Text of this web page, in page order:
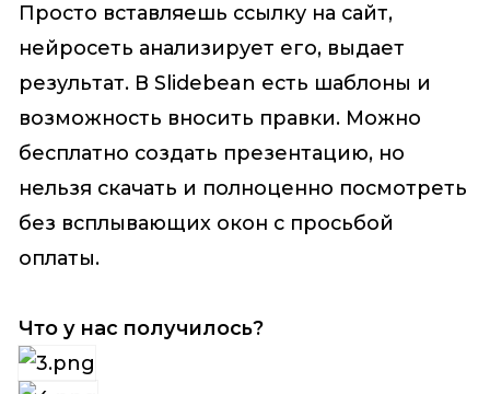
Просто вставляешь ссылку на сайт,
нейросеть анализирует его, выдает
результат. В Slidebean есть шаблоны и
возможность вносить правки. Можно
бесплатно создать презентацию, но
нельзя скачать и полноценно посмотреть
без всплывающих окон с просьбой
оплаты.
Что у нас получилось?